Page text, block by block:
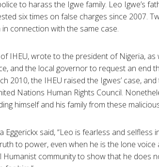
to harass the Igwe family. Leo Igwe’s
six times on false charges since 2007.
connection with the same case.
IHEU, wrote to the president of Nigeria, as
and the local governor to request an end
2010, the IHEU raised the Igwes’ case,
Nations Human Rights Council.
himself and his family from these
said, “Leo is fearless and selfless
to power, even when he is the lone voice
community to show that he does